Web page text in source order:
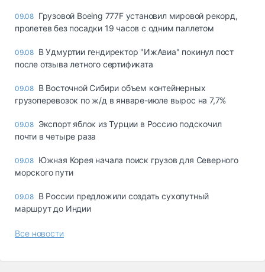
09.08 Грузовой Boeing 777F установил мировой рекорд,
пролетев без посадки 19 часов с одним паллетом
09.08 В Удмуртии гендиректор "ИжАвиа" покинул пост
после отзыва летного сертификата
09.08 В Восточной Сибири объем контейнерных
грузоперевозок по ж/д в январе-июле вырос на 7,7%
09.08 Экспорт яблок из Турции в Россию подскочил
почти в четыре раза
09.08 Южная Корея начала поиск грузов для Северного
морского пути
09.08 В России предложили создать сухопутный
маршрут до Индии
Все новости